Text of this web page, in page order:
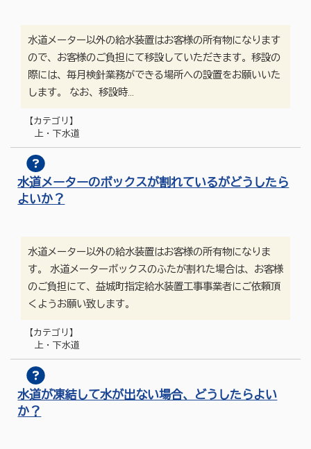
水道メーター以外の給水装置はお客様の所有物になります
ので、お客様のご負担にて移設していただきます。移設の
際には、毎月検針業務ができる場所への設置をお願いいた
します。 なお、移設時…
【カテゴリ】
上・下水道
水道メーターのボックスが割れているがどうしたら
よいか？
水道メーター以外の給水装置はお客様の所有物になりま
す。 水道メーターボックスのふたが割れた場合は、お客様
のご負担にて、益城町指定給水装置工事事業者にご依頼頂
くようお願い致します。
【カテゴリ】
上・下水道
水道が凍結して水が出ない場合、どうしたらよい
か？